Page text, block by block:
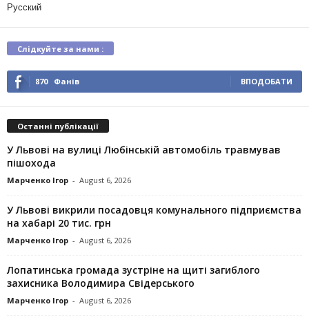
Русский
Слідкуйте за нами :
870 Фанів ВПОДОБАТИ
Останні публікації
У Львові на вулиці Любінській автомобіль травмував
пішохода
Марченко Ігор - August 6, 2026
У Львові викрили посадовця комунального підприємства
на хабарі 20 тис. грн
Марченко Ігор - August 6, 2026
Лопатинська громада зустріне на щиті загиблого
захисника Володимира Свідерського
Марченко Ігор - August 6, 2026